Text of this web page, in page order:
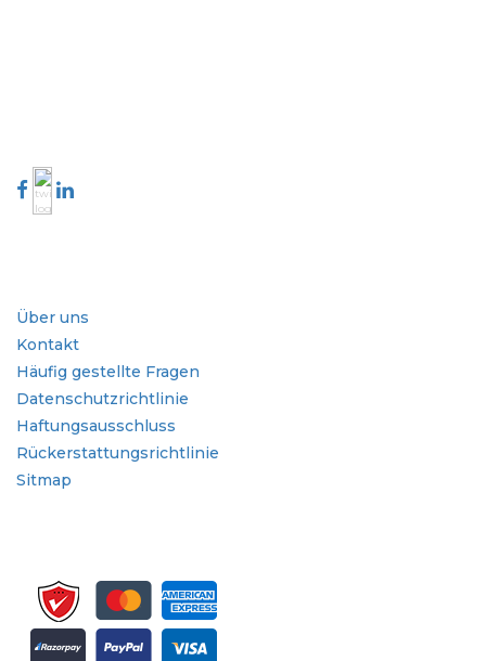
Über uns
Kontakt
Häufig gestellte Fragen
Datenschutzrichtlinie
Haftungsausschluss
Rückerstattungsrichtlinie
Sitmap